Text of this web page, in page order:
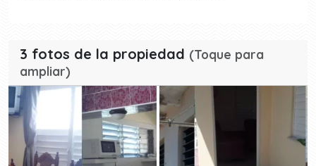
3 fotos de la propiedad (Toque para
ampliar)